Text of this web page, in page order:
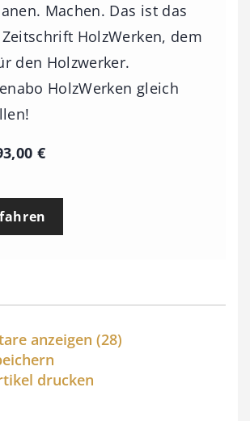
Machen. Das ist das
HolzWerken, dem
den Holzwerker.
HolzWerken gleich
€P
e
p
a
n
n
anzeigen (28)
drucken